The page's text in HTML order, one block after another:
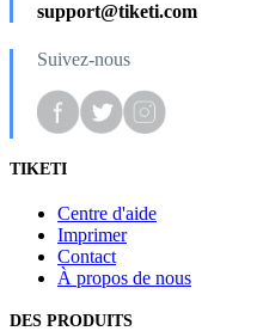
support@tiketi.com
Suivez-nous
TIKETI
Centre d'aide
Imprimer
Contact
À propos de nous
DES PRODUITS